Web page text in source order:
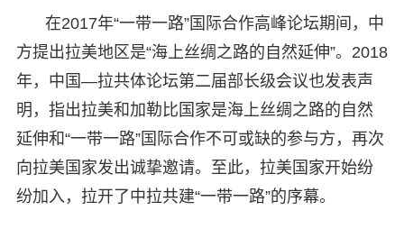
在2017年“一带一路”国际合作高峰论坛期间，中
方提出拉美地区是“海上丝绸之路的自然延伸”。2018
年，中国—拉共体论坛第二届部长级会议也发表声
明，指出拉美和加勒比国家是海上丝绸之路的自然
延伸和“一带一路”国际合作不可或缺的参与方，再次
向拉美国家发出诚挚邀请。至此，拉美国家开始纷
纷加入，拉开了中拉共建“一带一路”的序幕。